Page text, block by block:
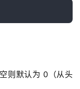
则默认为 0（从头